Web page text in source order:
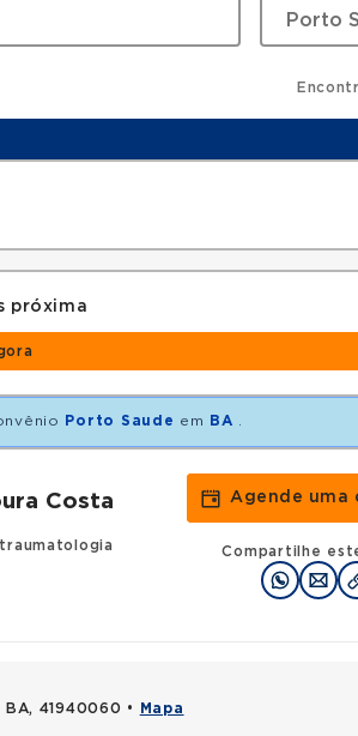
próxima
Porto Saude em BA
Costa Agende uma
Compartilhe
BA, 41940060 • Mapa